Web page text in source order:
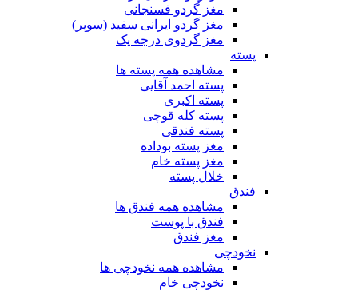
مغز گردو فسنجانی
مغز گردو ایرانی سفید (سوپر)
مغز گردوی درجه یک
پسته
مشاهده همه پسته ها
پسته احمد آقایی
پسته اکبری
پسته کله قوچی
پسته فندقی
مغز پسته بوداده
مغز پسته خام
خلال پسته
فندق
مشاهده همه فندق ها
فندق با پوست
مغز فندق
نخودچی
مشاهده همه نخودچی ها
نخودچی خام